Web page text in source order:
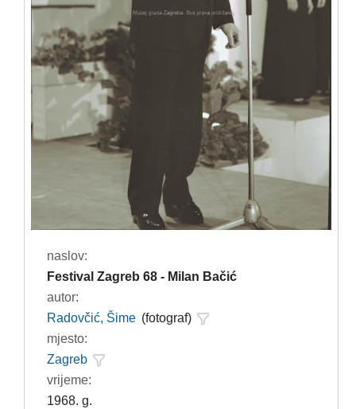
naslov:
Festival Zagreb 68 - Milan Bačić
autor:
Radovčić, Šime (fotograf)
mjesto:
Zagreb
vrijeme:
1968. g.